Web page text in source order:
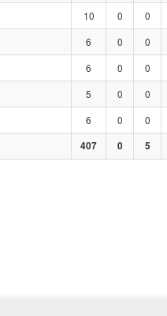
10 0 0
6 0 0
6 0 0
5 0 0
6 0 0
407 0 5